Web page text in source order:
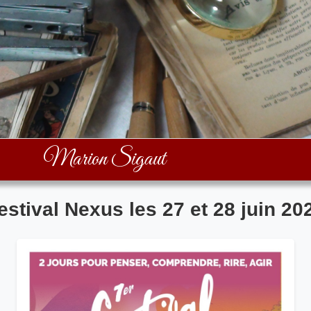
Marion Sigaut
Nexus les 27 et 28 juin